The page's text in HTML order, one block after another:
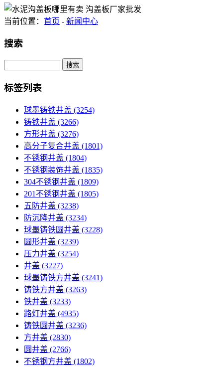
当前位置： 首页 - 新闻中心
搜索
Search
标签列表
球墨铸铁井盖 (3254)
铸铁井盖 (3266)
方形井盖 (3276)
高分子复合井盖 (1801)
不锈钢井盖 (1804)
不锈钢装饰井盖 (1835)
304不锈钢井盖 (1809)
201不锈钢井盖 (1805)
五防井盖 (3238)
防沉降井盖 (3234)
球墨铸铁圆井盖 (3228)
圆形井盖 (3239)
压力井盖 (3254)
井盖 (3227)
球墨铸铁方井盖 (3241)
铸铁方井盖 (3263)
铁井盖 (3233)
路灯井盖 (4935)
铸铁圆井盖 (3236)
方井盖 (2830)
圆井盖 (2766)
不锈钢方井盖 (1802)